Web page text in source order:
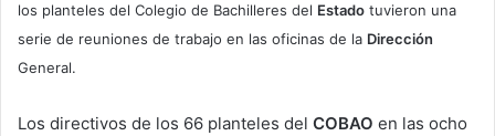
los planteles del Colegio de Bachilleres del Estado tuvieron una
serie de reuniones de trabajo en las oficinas de la Dirección
General.
Los directivos de los 66 planteles del COBAO en las ocho